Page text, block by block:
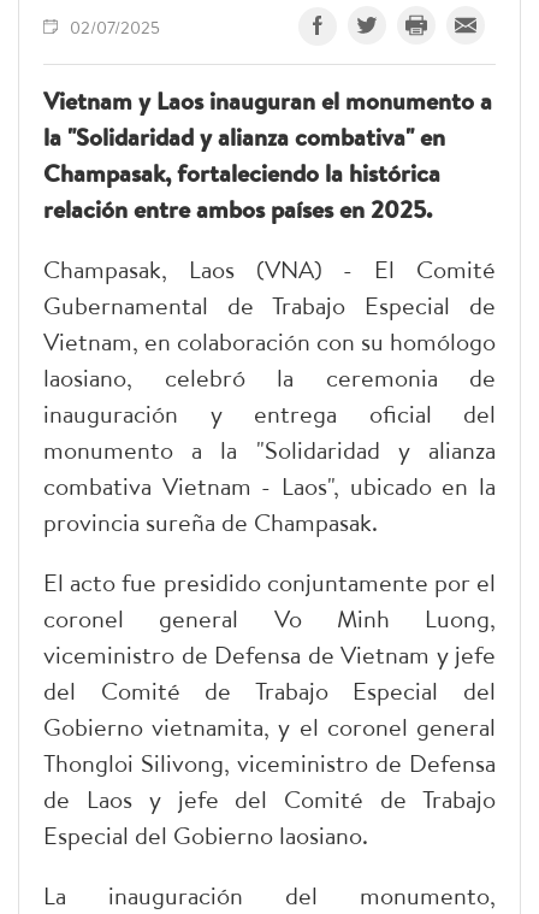
02/07/2025
Vietnam y Laos inauguran el monumento a
la "Solidaridad y alianza combativa" en
Champasak, fortaleciendo la histórica
relación entre ambos países en 2025.
Champasak, Laos (VNA) - El Comité
Gubernamental de Trabajo Especial de
Vietnam, en colaboración con su homólogo
laosiano, celebró la ceremonia de
inauguración y entrega oficial del
monumento a la "Solidaridad y alianza
combativa Vietnam - Laos", ubicado en la
provincia sureña de Champasak.
El acto fue presidido conjuntamente por el
coronel general Vo Minh Luong,
viceministro de Defensa de Vietnam y jefe
del Comité de Trabajo Especial del
Gobierno vietnamita, y el coronel general
Thongloi Silivong, viceministro de Defensa
de Laos y jefe del Comité de Trabajo
Especial del Gobierno laosiano.
La inauguración del monumento,